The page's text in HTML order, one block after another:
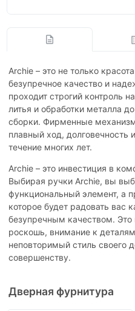
Archie – это не только
безупречное качество и
проходит строгий контроль
литья и обработки металла
сборки. Фирменные
плавный ход, долговечность
течение многих лет.
Archie – это инвестиция в
Выбирая ручки Archie, вы
функциональный элемент, а
которое будет радовать вас
безупречным качеством. Это
роскошь, внимание к
неповторимый стиль своего
совершенству.
Дверная фурнитура